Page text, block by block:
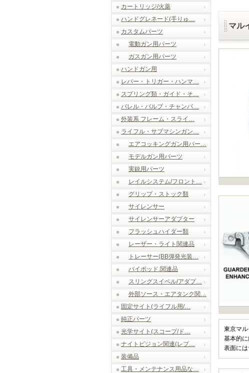
カートリッジ/火薬
ハンドグレネード(手りゅ…
カスタムパーツ
電動ガン用パーツ
ガスガン用パーツ
ハンドガン用
レバー・トリガー・ハンマ…
スプリング類・ガイド・そ…
バレル・バルブ・チャンバ…
外装系 フレーム・スライ…
ライフル・サブマシンガン…
エアコッキングガン用パー…
モデルガン用パーツ
実銃用パーツ
レイルシステム/フロント…
グリップ・ストック類
サイレンサー
サイレンサーアダプター
フラッシュハイダー類
レーザー・ライト関連品
トレーサー(BB弾発光装…
バイポッド.関連品
スリングスイベル/アダプ…
外部ソース・エアタンク関…
固定サイト(ライフル用/…
純正パーツ
光学サイト(スコープ/ド…
ナイトビジョン関連(レプ…
装備品
工具・メンテナンス用品な…
マル
東京マ
基本的に
表面には